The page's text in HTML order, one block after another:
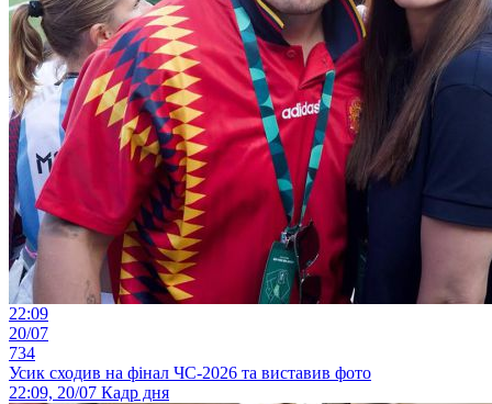
22:09
20/07
734
Усик сходив на фінал ЧС-2026 та виставив фото
22:09, 20/07 Кадр дня